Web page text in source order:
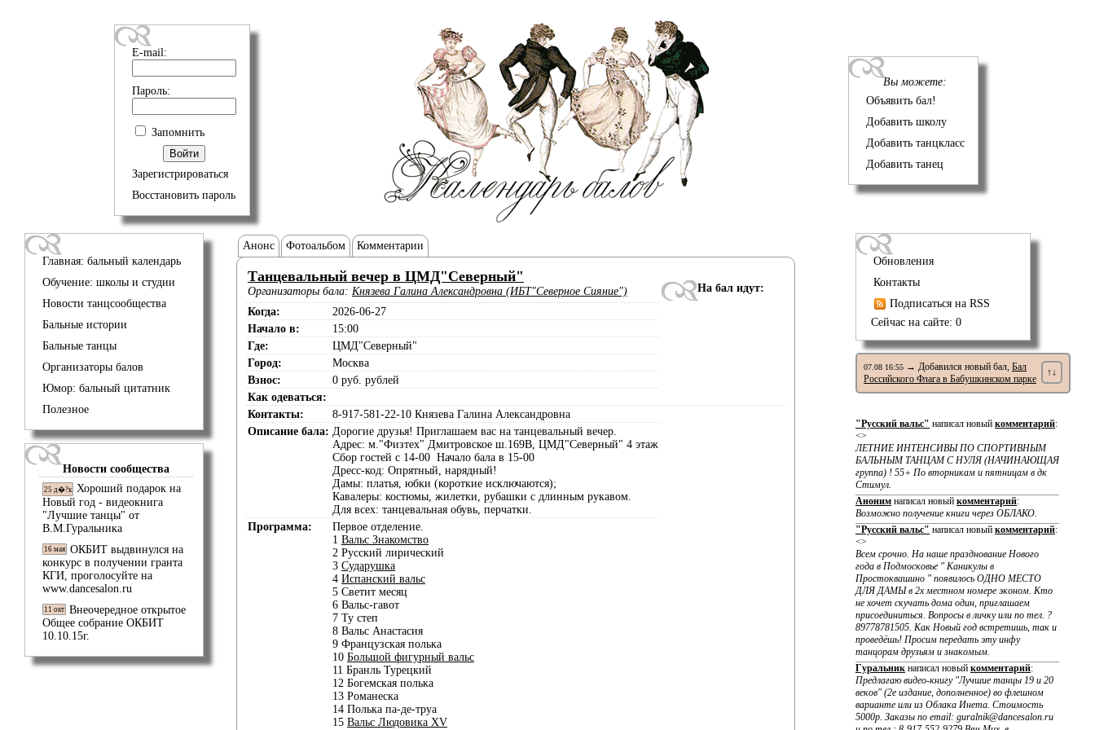
E-mail:
Пароль:
Запомнить
Зарегистрироваться
Восстановить пароль
Вы можете:
Объявить бал!
Добавить школу
Добавить танцкласс
Добавить танец
Главная: бальный календарь
Обучение: школы и студии
Новости танцсообщества
Бальные истории
Бальные танцы
Организаторы балов
Юмор: бальный цитатник
Полезное
Новости сообщества
25 д�?к Хороший подарок на
Новый год - видеокнига
"Лучшие танцы" от
В.М.Гуральника
16 мая ОКБИТ выдвинулся на
конкурс в получении гранта
КГИ, проголосуйте на
www.dancesalon.ru
11 окт Внеочередное открытое
Общее собрание ОКБИТ
10.10.15г.
Анонс Фотоальбом Комментарии
Танцевальный вечер в ЦМД"Северный"
Организаторы бала: Князева Галина Александровна (ИБТ"Северное Сияние")
На бал идут:
Когда:
2026-06-27
Начало в:
15:00
Где:
ЦМД"Северный"
Город:
Москва
Взнос:
0 руб. рублей
Как одеваться:
Контакты:
8-917-581-22-10 Князева Галина Александровна
Описание бала: Дорогие друзья! Приглашаем вас на танцевальный вечер.
Адрес: м."Физтех" Дмитровское ш.169В, ЦМД"Северный" 4 этаж
Сбор гостей с 14-00 Начало бала в 15-00
Дресс-код: Опрятный, нарядный!
Дамы: платья, юбки (короткие исключаются);
Кавалеры: костюмы, жилетки, рубашки с длинным рукавом.
Для всех: танцевальная обувь, перчатки.
Программа:
Первое отделение.
1 Вальс Знакомство
2 Русский лирический
3 Сударушка
4 Испанский вальс
5 Светит месяц
6 Вальс-гавот
7 Ту степ
8 Вальс Анастасия
9 Французская полька
10 Большой фигурный вальс
11 Бранль Турецкий
12 Богемская полька
13 Романеска
14 Полька па-де-труа
15 Вальс Людовика XV
Обновления
Контакты
Подписаться на RSS
Сейчас на сайте: 0
07.08 16:55 → Добавился новый бал, Бал
Российского Флага в Бабушкинском парке
↑↓
"Русский вальс" написал новый комментарий:
<>
ЛЕТНИЕ ИНТЕНСИВЫ ПО CПОРТИВНЫМ
БАЛЬНЫМ ТАНЦАМ С НУЛЯ (НАЧИНАЮЩАЯ
группа) ! 55+ По вторникам и пятницам в дк
Стимул.
Аноним написал новый комментарий:
Возможно получение книги через ОБЛАКО.
"Русский вальс" написал новый комментарий:
<>
Всем срочно. На наше празднование Нового
года в Подмосковье " Каникулы в
Простоквашино " появилось ОДНО МЕСТО
ДЛЯ ДАМЫ в 2х местном номере эконом. Кто
не хочет скучать дома один, приглашаем
присоединиться. Вопросы в личку или по тел. ?
89778781505. Как Новый год встретишь, так и
проведёшь! Просим передать эту инфу
танцорам друзьям и знакомым.
Гуральник написал новый комментарий:
Предлагаю видео-книгу "Лучшие танцы 19 и 20
веков" (2е издание, дополненное) во флешном
варианте или из Облака Инета. Стоимость
5000р. Заказы по email: guralnik@dancesalon.ru